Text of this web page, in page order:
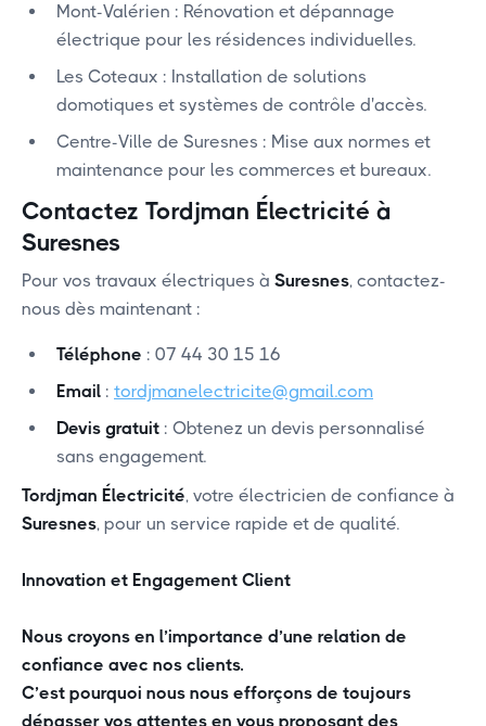
‍Mont-Valérien : Rénovation et dépannage
électrique pour les résidences individuelles.
‍Les Coteaux : Installation de solutions
domotiques et systèmes de contrôle d'accès.
‍Centre-Ville de Suresnes : Mise aux normes et
maintenance pour les commerces et bureaux.
Contactez Tordjman Électricité à
Suresnes
Pour vos travaux électriques à Suresnes, contactez-
nous dès maintenant :
Téléphone : 07 44 30 15 16
Email : tordjmanelectricite@gmail.com
Devis gratuit : Obtenez un devis personnalisé
sans engagement.
Tordjman Électricité, votre électricien de confiance à
Suresnes, pour un service rapide et de qualité.
Innovation et Engagement Client
Nous croyons en l’importance d’une relation de
confiance avec nos clients.
C’est pourquoi nous nous efforçons de toujours
dépasser vos attentes en vous proposant des